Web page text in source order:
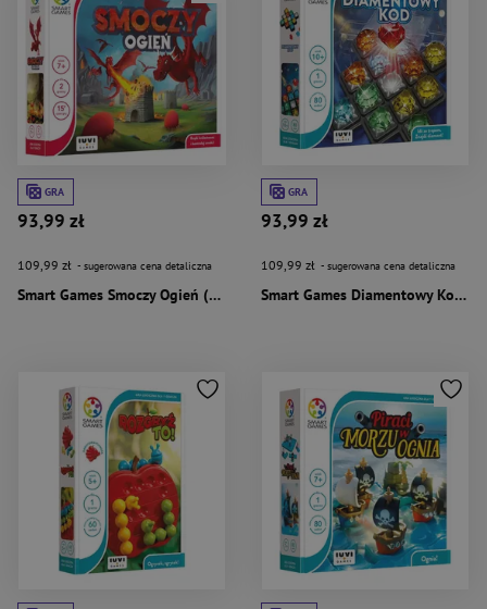
GRA
93,99 zł
109,99 zł - sugerowana cena detaliczna
Smart Games Smoczy Ogień (PL) IUVI Games
GRA
93,99 zł
109,99 zł - sugerowana cena detaliczna
Smart Games Diamentowy Kod (PL) IUVI Games